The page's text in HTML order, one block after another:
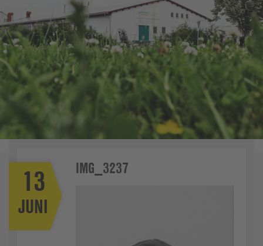
IMG_3237
13
JUNI